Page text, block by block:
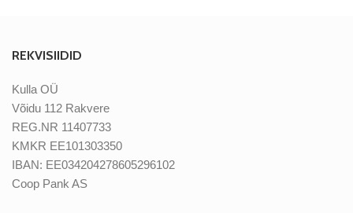
REKVISIIDID
Kulla OÜ
Võidu 112 Rakvere
REG.NR 11407733
KMKR EE101303350
IBAN: EE034204278605296102
Coop Pank AS